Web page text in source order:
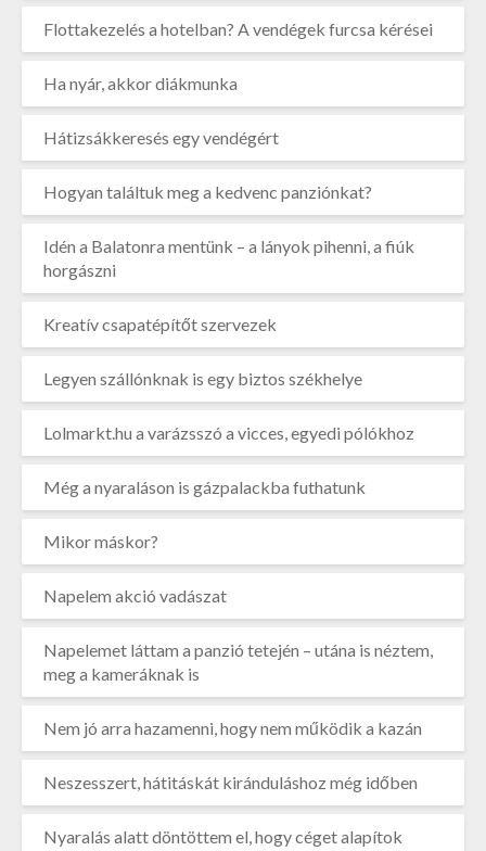
Flottakezelés a hotelban? A vendégek furcsa kérései
Ha nyár, akkor diákmunka
Hátizsákkeresés egy vendégért
Hogyan találtuk meg a kedvenc panziónkat?
Idén a Balatonra mentünk – a lányok pihenni, a fiúk
horgászni
Kreatív csapatépítőt szervezek
Legyen szállónknak is egy biztos székhelye
Lolmarkt.hu a varázsszó a vicces, egyedi pólókhoz
Még a nyaraláson is gázpalackba futhatunk
Mikor máskor?
Napelem akció vadászat
Napelemet láttam a panzió tetején – utána is néztem,
meg a kameráknak is
Nem jó arra hazamenni, hogy nem működik a kazán
Neszesszert, hátitáskát kiránduláshoz még időben
Nyaralás alatt döntöttem el, hogy céget alapítok